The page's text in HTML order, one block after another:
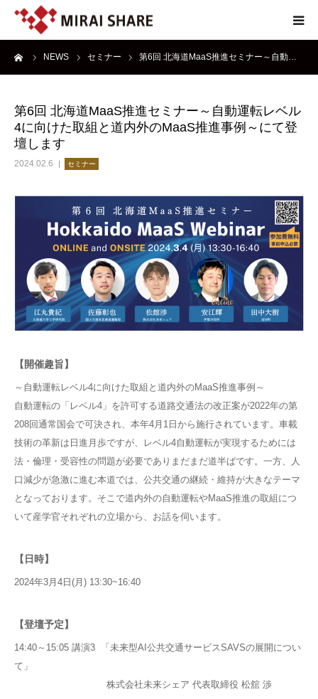
NEWS セミナー 第6回 北海道MaaS推進セミナー～自動…
第6回 北海道MaaS推進セミナー～自動運転レベル
4に向けた取組と道内外のMaaS推進事例～にて登
壇します
2024.02.6 セミナー
【開催趣旨】
～自動運転レベル4に向けた取組と道内外のMaaS推進事例～
自動運転の「レベル4」を許可する道路交通法の改正案が2022年の第
208回通常国会で可決され、本年4月1日から施行されています。車載
技術の革新は日進月歩ですが、レベル4自動運転が実現するためには
法・倫理・受容性の問題が必要でありまだまだ道半ばです。一方、人
口減少が急激に進む本道では、公共交通の継続・維持が大きなテーマ
となっております。そこで道内外の自動運転やMaaS推進の取組につ
いて産学官それぞれの立場から、お話を伺います。
【日時】
2024年3月4日(月) 13:30~16:40
【登壇予定】
14:40～15:05 講演3 「未来型AI公共交通サービスSAVSの展開につい
て」
株式会社未来シェア 代表取締役 松舘 渉
NEWS
SERVICE
ABOUT